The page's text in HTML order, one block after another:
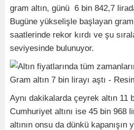
gram altın, günü 6 bin 842,7
Bugüne yükselişle başlayan
saatlerinde rekor kırdı ve şu
seviyesinde bulunuyor.
Aynı dakikalarda çeyrek altın 11
Cumhuriyet altını ise 45 bin 968
altının onsu da dünkü